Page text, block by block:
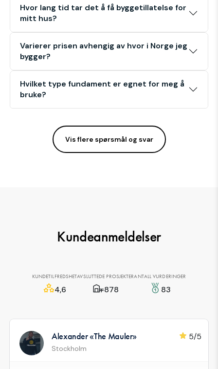
Hvor lang tid tar det å få byggetillatelse for
mitt hus?
Varierer prisen avhengig av hvor i Norge jeg
bygger?
Hvilket type fundament er egnet for meg å
bruke?
Vis flere spørsmål og svar
Kundeanmeldelser
KUNDETILFREDSHET
4,6
AVSLUTTEDE PROSJEKTER
878
ANTALL VURDERINGER
83
Alexander «The Mauler»
Stockholm
5/5